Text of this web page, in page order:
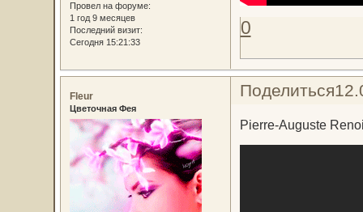
Провел на форуме:
1 год 9 месяцев
Последний визит:
Сегодня 15:21:33
0
Поделиться
Fleur
Цветочная Фея
Pierre-Auguste